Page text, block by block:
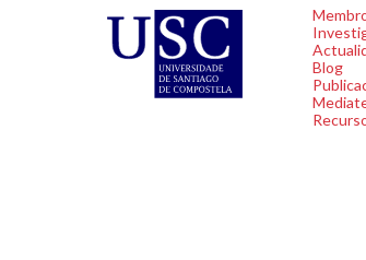
Blog